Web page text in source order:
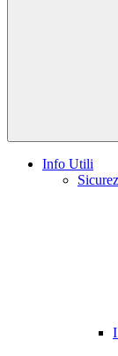
Info Utili